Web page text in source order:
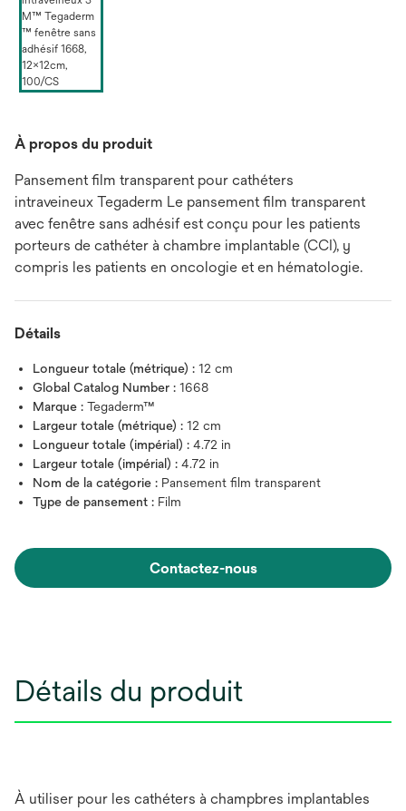
À propos du produit
Pansement film transparent pour cathéters
intraveineux Tegaderm Le pansement film transparent
avec fenêtre sans adhésif est conçu pour les patients
porteurs de cathéter à chambre implantable (CCI), y
compris les patients en oncologie et en hématologie.
Détails
Longueur totale (métrique) : 12 cm
Global Catalog Number : 1668
Marque : Tegaderm™
Largeur totale (métrique) : 12 cm
Longueur totale (impérial) : 4.72 in
Largeur totale (impérial) : 4.72 in
Nom de la catégorie : Pansement film transparent
Type de pansement : Film
Contactez-nous
Détails du produit
À utiliser pour les cathéters à champbres implantables